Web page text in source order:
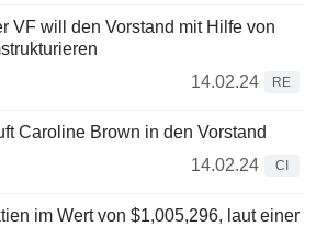
VF will den Vorstand mit Hilfe von
14.02.24
RE
Caroline Brown in den Vorstand
14.02.24
CI
im Wert von $1,005,296, laut einer